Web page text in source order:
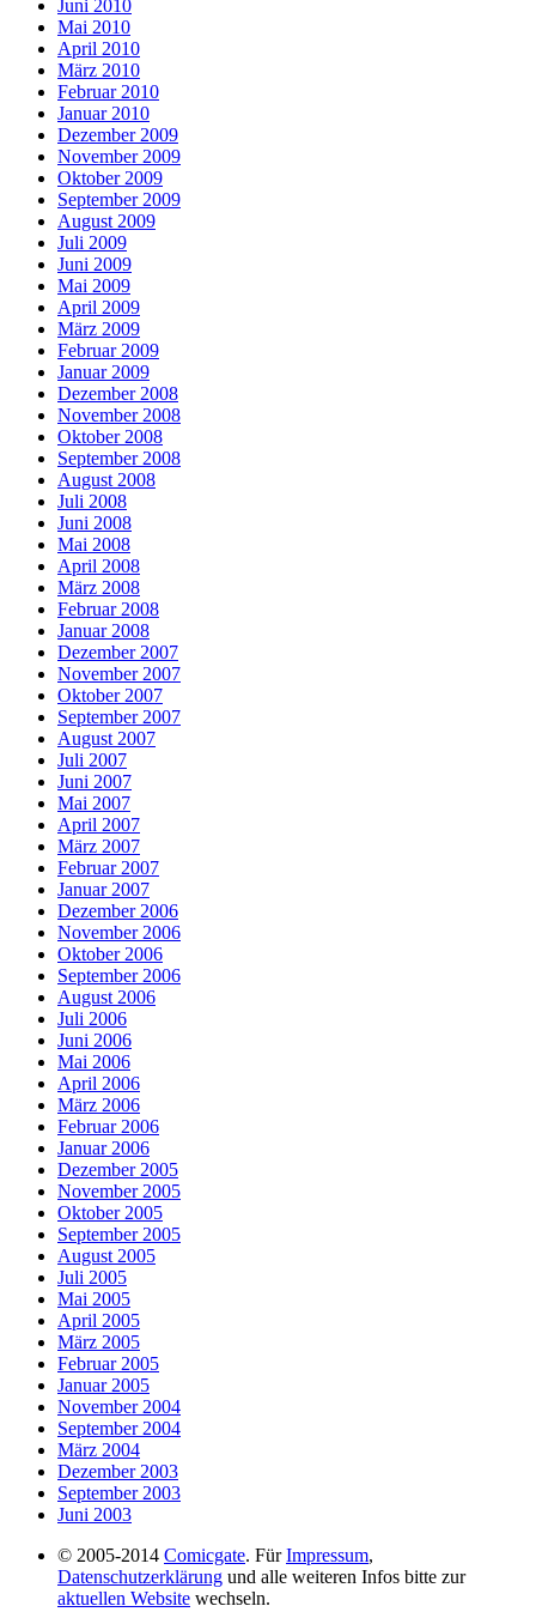
Juni 2010
Mai 2010
April 2010
März 2010
Februar 2010
Januar 2010
Dezember 2009
November 2009
Oktober 2009
September 2009
August 2009
Juli 2009
Juni 2009
Mai 2009
April 2009
März 2009
Februar 2009
Januar 2009
Dezember 2008
November 2008
Oktober 2008
September 2008
August 2008
Juli 2008
Juni 2008
Mai 2008
April 2008
März 2008
Februar 2008
Januar 2008
Dezember 2007
November 2007
Oktober 2007
September 2007
August 2007
Juli 2007
Juni 2007
Mai 2007
April 2007
März 2007
Februar 2007
Januar 2007
Dezember 2006
November 2006
Oktober 2006
September 2006
August 2006
Juli 2006
Juni 2006
Mai 2006
April 2006
März 2006
Februar 2006
Januar 2006
Dezember 2005
November 2005
Oktober 2005
September 2005
August 2005
Juli 2005
Mai 2005
April 2005
März 2005
Februar 2005
Januar 2005
November 2004
September 2004
März 2004
Dezember 2003
September 2003
Juni 2003
© 2005-2014 Comicgate. FürImpressum,
Datenschutzerklärung und alle weiteren Infos bitte zur
aktuellen Website wechseln.